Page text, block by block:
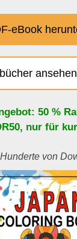
eBook
ansehen
50 %
, nur für
Hunderte von